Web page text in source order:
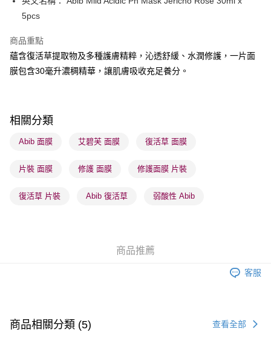
WeChat Pay
送貨方式
順豐自助櫃 - 確認發貨後1-3個工作天送達
順豐站及營業點 - 確認發貨後1-3個工作天送達
物流公司進行物流配送
5pcs
商品重點
蘊含復活草提取物及多種護膚精粹，沁透舒緩、水潤修護，一片面
膜包含30毫升濃稠精華，讓肌膚吸收充足養分。
相關分類
Abib 面膜 艾碧芙 面膜 復活草 面膜
片裝 面膜 修護 面膜 修護面膜 片裝
復活草 片裝 Abib 復活草 弱酸性 Abib
商品推薦
客服
商品相關分類 (5) 查看全部